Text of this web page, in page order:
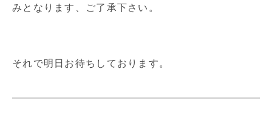
みとなります、ご了承下さい。
それで明日お待ちしております。